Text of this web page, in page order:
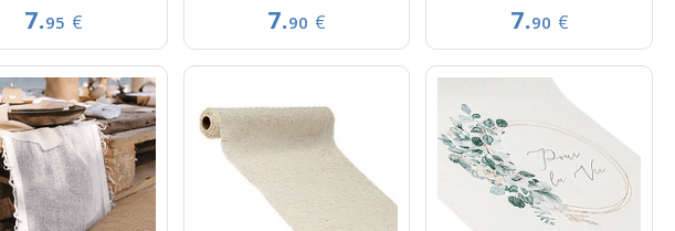
7.95 € 7.90 € 7.90 €